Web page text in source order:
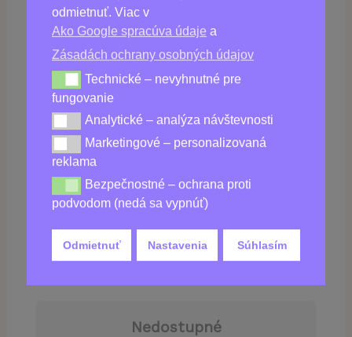
odmietnuť. Viac v
Ako Google spracúva údaje a
Zásadách ochrany osobných údajov
Technické – nevyhnutné pre fungovanie
Technické – nevyhnutné pre
fungovanie
Analytické – analýza návštevnosti
Analytické – analýza návštevnosti
Marketingové – personalizovaná reklama
Marketingové – personalizovaná
reklama
Bezpečnostné – ochrana proti podvodom (nedá sa
Bezpečnostné – ochrana proti
podvodom (nedá sa vypnúť)
Odmietnuť Nastavenia Súhlasím
Kúpiť GoldRevive
78,00€ 39,00€
Nedostupné